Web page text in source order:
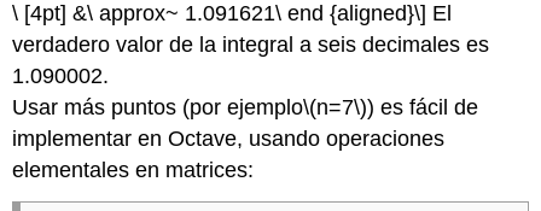
\ [4pt] &\ approx~ 1.091621\ end {aligned}\] El
verdadero valor de la integral a seis decimales es
1.090002.
Usar más puntos (por ejemplo\(n=7\)) es fácil de
implementar en Octave, usando operaciones
elementales en matrices: